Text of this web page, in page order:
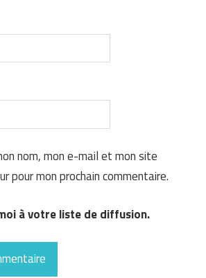
nom, mon e-mail et mon site
pour mon prochain commentaire.
à votre liste de diffusion.